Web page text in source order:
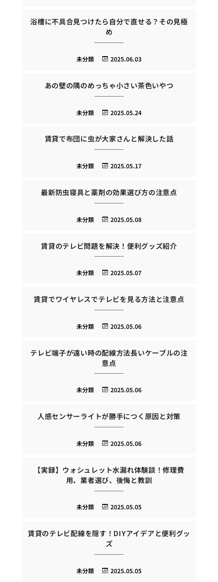
浴槽に不具合見つけたら自分で直せる？その見極
め
2025.06.03
未分類
あの壁の隅のめっちゃ小さい茶色いやつ
2025.05.24
未分類
賃貸で布団に虫が大家さんと解決した話
2025.05.17
未分類
最新防虫寝具と薬剤の効果選び方の注意点
2025.05.08
未分類
賃貸のテレビ問題を解決！便利グッズ紹介
2025.05.07
未分類
賃貸でワイヤレスでテレビを見る方法と注意点
2025.05.06
未分類
テレビ端子が遠い時の配線方法長いケーブルの注
意点
2025.05.06
未分類
人感センサーライトが勝手につく原因と対策
2025.05.06
未分類
【実録】ウォシュレット水漏れ体験談！修理費
用、業者選び、後悔と教訓
2025.05.05
未分類
賃貸のテレビ配線を隠す！DIYアイデアと便利グッ
ズ
2025.05.05
未分類